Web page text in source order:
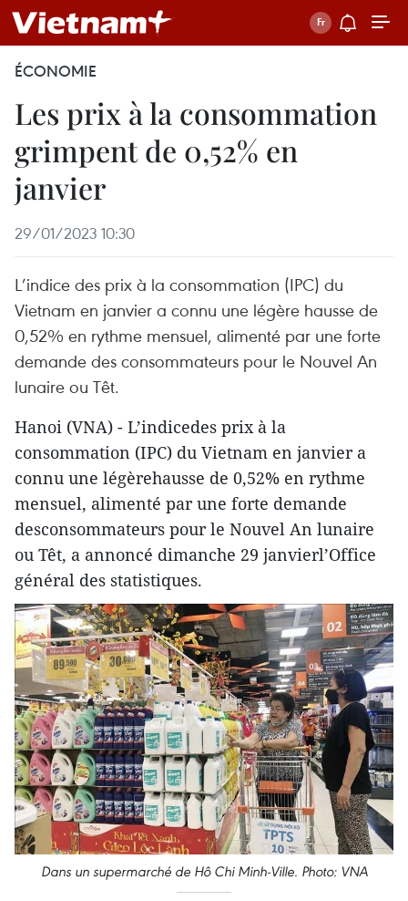
ÉCONOMIE
Les prix à la consommation
grimpent de 0,52% en
janvier
29/01/2023 10:30
L’indice des prix à la consommation (IPC) du
Vietnam en janvier a connu une légère hausse de
0,52% en rythme mensuel, alimenté par une forte
demande des consommateurs pour le Nouvel An
lunaire ou Têt.
Hanoi (VNA) - L’indicedes prix à la
consommation (IPC) du Vietnam en janvier a
connu une légèrehausse de 0,52% en rythme
mensuel, alimenté par une forte demande
desconsommateurs pour le Nouvel An lunaire
ou Têt, a annoncé dimanche 29 janvierl’Office
général des statistiques.
Dans un supermarché de Hô Chi Minh-Ville. Photo: VNA